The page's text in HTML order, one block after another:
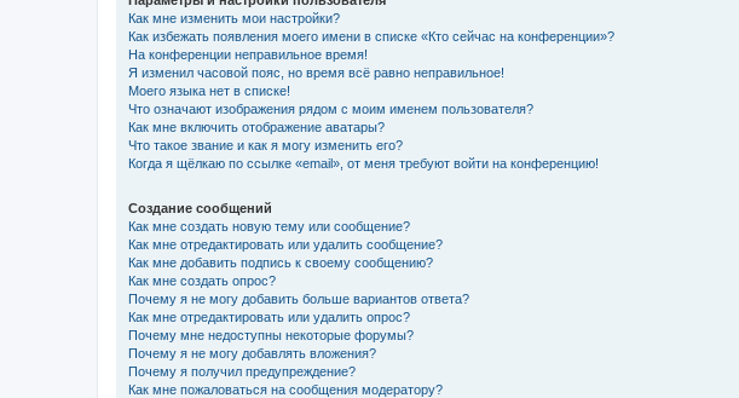
Как мне изменить мои настройки?
Как избежать появления моего имени в списке «Кто сейчас на конференции»?
На конференции неправильное время!
Я изменил часовой пояс, но время всё равно неправильное!
Моего языка нет в списке!
Что означают изображения рядом с моим именем пользователя?
Как мне включить отображение аватары?
Что такое звание и как я могу изменить его?
Когда я щёлкаю по ссылке «email», от меня требуют войти на конференцию!
Создание сообщений
Как мне создать новую тему или сообщение?
Как мне отредактировать или удалить сообщение?
Как мне добавить подпись к своему сообщению?
Как мне создать опрос?
Почему я не могу добавить больше вариантов ответа?
Как мне отредактировать или удалить опрос?
Почему мне недоступны некоторые форумы?
Почему я не могу добавлять вложения?
Почему я получил предупреждение?
Как мне пожаловаться на сообщения модератору?